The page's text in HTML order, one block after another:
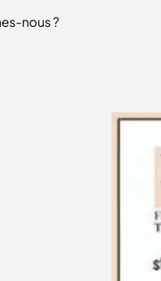
nous ?